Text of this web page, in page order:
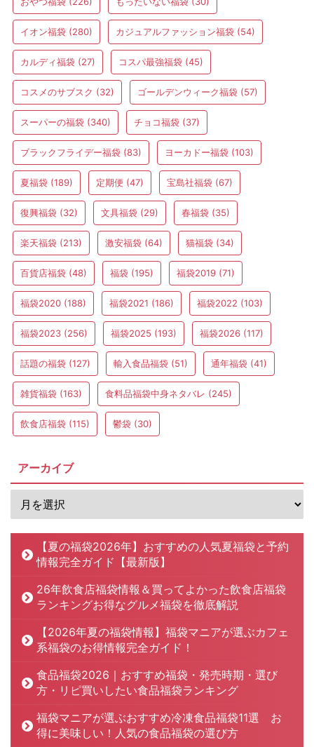
イオン福袋 (280) カジュアルファッション福袋 (54)
カルディ福袋 (27) コスパ最強福袋 (45)
コスメのサブスク (32) ゴールデンウィーク福袋 (57)
スーパーの福袋 (340) チョコ福袋 (37)
ブラックフライデー福袋 (83) ヨーカドー福袋 (103)
夏福袋 (189) 定期便 (47) 宝島社福袋 (67)
復興福袋 (32) 文具福袋 (29) 春福袋 (35)
楽天福袋 (213) 激安福袋 (64) 猫福袋 (34)
百貨店福袋 (48) 福袋 (195) 福袋2019 (71)
福袋2020 (188) 福袋2021 (186) 福袋2022 (103)
福袋2023 (256) 福袋2025 (193) 福袋2026 (117)
話題の福袋 (127) 輸入食品福袋 (51) 通年福袋 (41)
雑貨福袋 (163) 食料品福袋中身ネタバレ (245)
飲食店福袋 (115) 鬱袋 (30)
アーカイブ
【夏の福袋2026年】おすすめの人気夏福袋と予約
情報完全ガイド【最新版】
26年飲食店福袋情報＆買ってよかった飲食店福袋
ランキングお得なグルメ福袋を徹底解説
【2026年夏の福袋情報】福袋マニアが選ぶカフェ
系福袋のお得情報完全ガイド！
食品福袋2026｜おすすめ福袋・発売時期・選び
方・リピ買いしたい食品福袋ランキング
福袋マニアが選ぶおすすめ冷凍食品福袋11選 お
得に美味しい！人気の食品福袋の選び方